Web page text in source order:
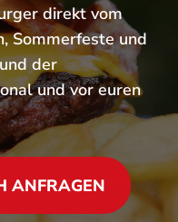
direkt vom
Sommerfeste und
der
und vor euren
ANFRAGEN